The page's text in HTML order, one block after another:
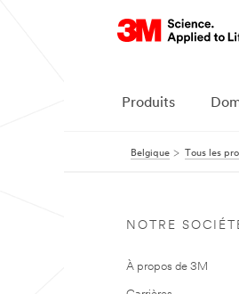
Produits
Belgique Tous les
NOTRE
À propos de 3M